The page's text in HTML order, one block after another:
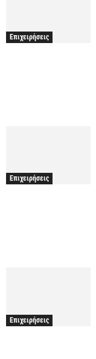
Επιχειρήσεις
Επιχειρήσεις
Επιχειρήσεις